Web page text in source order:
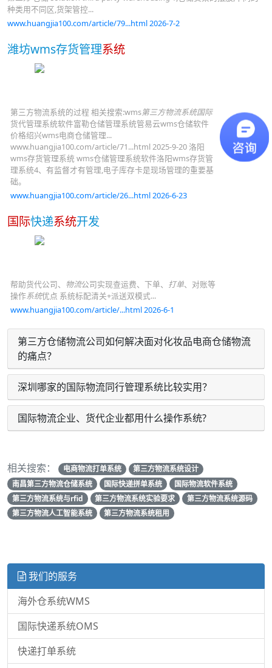
种类用不同区,货架管控...
www.huangjia100.com/article/79...html 2026-7-2
潍坊wms存货管理系统
第三方物流系统的过程 相关搜索:wms第三方物流系统国际
货代管理系统软件富勒仓储管理系统管易云wms仓储软件
价格绍兴wms电商仓储管理...
www.huangjia100.com/article/71...html 2025-9-20 洛阳
wms存货管理系统 wms仓储管理系统软件洛阳wms存货管
理系统4、有监督才有管理,电子库存卡是现场管理的重要基
础。
www.huangjia100.com/article/26...html 2026-6-23
国际快递系统开发
帮助货代公司、 物流公司实现查运费、下单、 打单、对账等
操作系统优点 系统标配清关+派送双模式...
www.huangjia100.com/article/...html 2026-6-1
第三方仓储物流公司如何解决面对化妆品电商仓储物流
的痛点？
深圳哪家的国际物流同行管理系统比较实用？
国际物流企业、货代企业都用什么操作系统?
相关搜索： 电商物流打单系统
第三方物流系统设计
南昌第三方物流仓储系统
国际快递拼单系统
国际物流软件系统
第三方物流系统与rfid
第三方物流系统实验要求
第三方物流系统源码
第三方物流人工智能系统
第三方物流系统租用
我们的服务
海外仓系统WMS
国际快递系统OMS
快递打单系统